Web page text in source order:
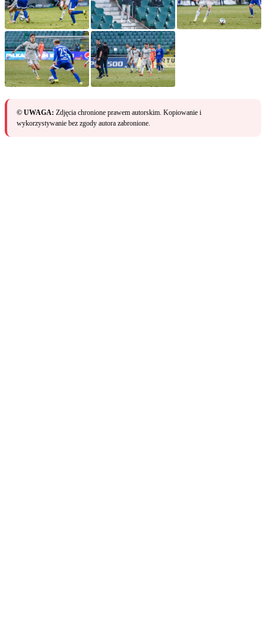
© UWAGA: Zdjęcia chronione prawem autorskim. Kopiowanie i
wykorzystywanie bez zgody autora zabronione.